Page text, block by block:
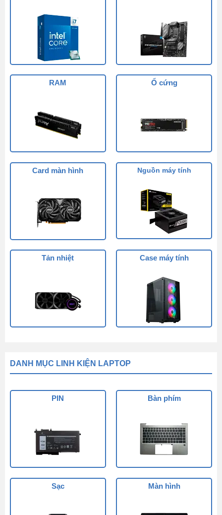
RAM Ổ cứng
Card màn hình Nguồn máy tính
Tản nhiệt Case máy tính
DANH MỤC LINH KIỆN LAPTOP
PIN Bàn phím
Sạc Màn hình